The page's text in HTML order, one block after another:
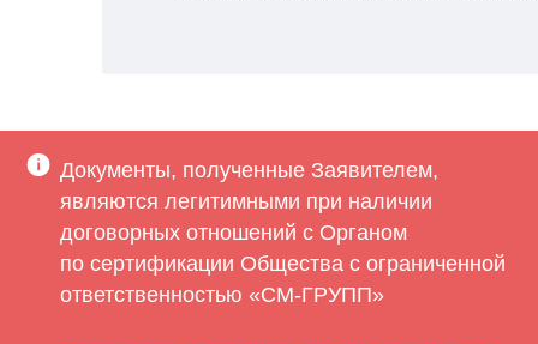
Документы, полученные Заявителем,
являются легитимными при наличии
договорных отношений с Органом
по сертификации Общества с ограниченной
ответственностью «СМ-ГРУПП»